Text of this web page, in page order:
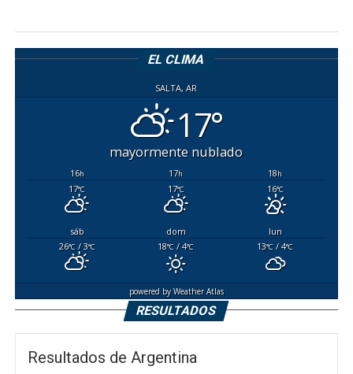
EL CLIMA
SALTA, AR
17°
mayormente nublado
16h 17h 18h
17°C 17°C 16°C
sáb dom
lun
26°C/ 3°C 18°C / 4°C 13°C / 4°C
powered byWeather Atlas
RESULTADOS
Resultados de Argentina